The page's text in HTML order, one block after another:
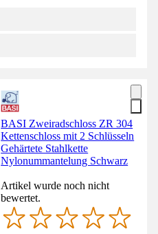
BASI Zweiradschloss ZR 304
Kettenschloss mit 2 Schlüsseln
Gehärtete Stahlkette
Nylonummantelung Schwarz
Artikel wurde noch nicht
bewertet.